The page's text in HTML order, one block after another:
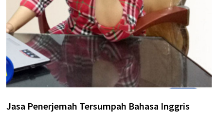
Jasa Penerjemah Tersumpah Bahasa Inggris